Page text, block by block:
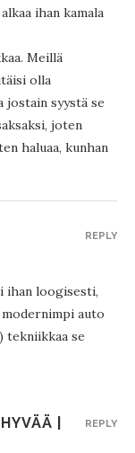
ihan kamala
Meillä
olla
syystä se
joten
haluaa, kunhan
ihan loogisesti,
auto
tekniikkaa se
REPLY
|
REPLY